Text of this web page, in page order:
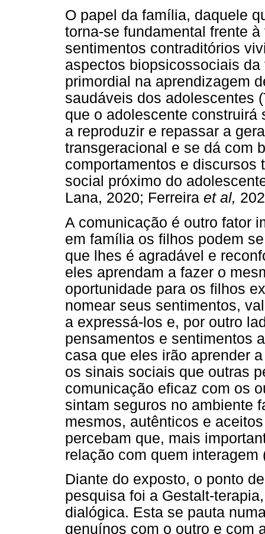
O papel da família, daquele
torna-se fundamental frente
sentimentos contraditórios
aspectos biopsicossociais
primordial na aprendizagem
saudáveis dos adolescentes
que o adolescente
a reproduzir e repassar a
transgeracional e se dá com
comportamentos e discursos
social próximo do
Lana, 2020; Ferreira et al,
A comunicação é outro fator
em família os filhos podem
que lhes é agradável e
eles aprendam a fazer o
oportunidade para os filhos
nomear seus sentimentos,
a expressá-los e, por outro
pensamentos e sentimentos
casa que eles irão aprender
os sinais sociais que outras
comunicação eficaz com os
sintam seguros no ambiente
mesmos, autênticos e
percebam que, mais
relação com quem interagem
Diante do exposto, o ponto
pesquisa foi a Gestalt-
dialógica. Esta se pauta
genuínos com o outro e com